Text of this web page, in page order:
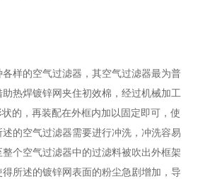
样的空气过滤器，其空气过滤器最为普
热焊镀锌网夹住初效棉，经过机械加工
的，再装配在外框内加以固定即可，使
的空气过滤器需要进行冲洗，冲洗容易
个空气过滤器中的过滤料被吹出外框架
所述的镀锌网表面的粉尘急剧增加，导